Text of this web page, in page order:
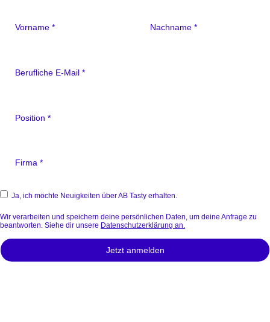
Ja, ich möchte Neuigkeiten über AB Tasty erhalten.
Wir verarbeiten und speichern deine persönlichen Daten, um deine Anfrage zu
beantworten. Siehe dir unsere Datenschutzerklärung an.